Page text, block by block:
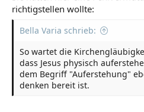
richtigstellen wollte:
Bella Varia schrieb:
So wartet die
dass Jesus physisch
dem Begriff "Auferstehung"
denken bereit ist.